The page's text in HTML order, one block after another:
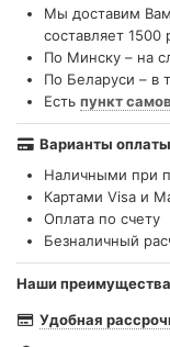
Мы доставим
составляет
По Минску – на
По Беларуси – в
Есть пункт
Варианты оплаты
Наличными при
Картами Visa и
Оплата по счету
Безналичный
Наши преимущества
Удобная